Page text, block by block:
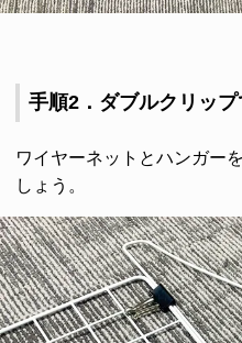
手順2．ダブルクリッ
ワイヤーネットとハンガー
しょう。